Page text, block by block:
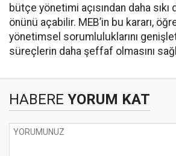
bütçe yönetimi açısından daha
önünü açabilir. MEB’in bu kararı,
yönetimsel sorumluluklarını
süreçlerin daha şeffaf olmasını
HABERE YORUM KAT